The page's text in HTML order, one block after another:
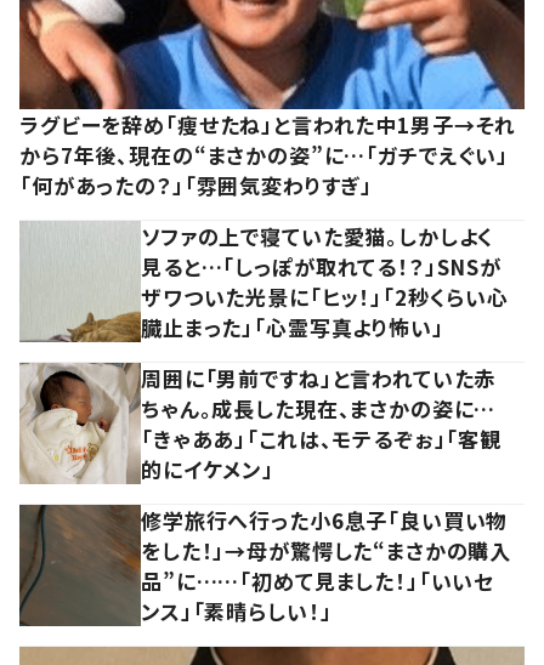
ラグビーを辞め「痩せたね」と言われた中1男子→それ
から7年後、現在の“まさかの姿”に…「ガチでえぐい」
「何があったの？」「雰囲気変わりすぎ」
ソファの上で寝ていた愛猫。しかしよく
見ると…「しっぽが取れてる！？」SNSが
ザワついた光景に「ヒッ！」「2秒くらい心
臓止まった」「心霊写真より怖い」
周囲に「男前ですね」と言われていた赤
ちゃん。成長した現在、まさかの姿に…
「きゃああ」「これは、モテるぞぉ」「客観
的にイケメン」
修学旅行へ行った小6息子「良い買い物
をした！」→母が驚愕した“まさかの購入
品”に……「初めて見ました！」「いいセ
ンス」「素晴らしい！」